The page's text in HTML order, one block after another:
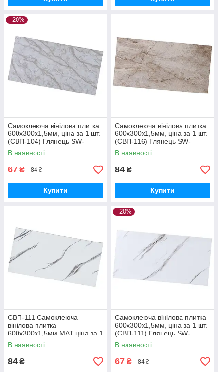
–20%
Самоклеюча вінілова плитка
600х300х1,5мм, ціна за 1 шт.
(СВП-104) Глянець SW-
00000493
В наявності
67 ₴ 84 ₴
Купити
Самоклеюча вінілова плитка
600х300х1,5мм, ціна за 1 шт.
(СВП-116) Глянець SW-
00000864
В наявності
84 ₴
Купити
СВП-111 Самоклеюча
вінілова плитка
600х300х1,5мм МАТ ціна за 1
шт. SW-00003250
В наявності
84 ₴
–20%
Самоклеюча вінілова плитка
600х300х1,5мм, ціна за 1 шт.
(СВП-111) Глянець SW-
00000500
В наявності
67 ₴ 84 ₴